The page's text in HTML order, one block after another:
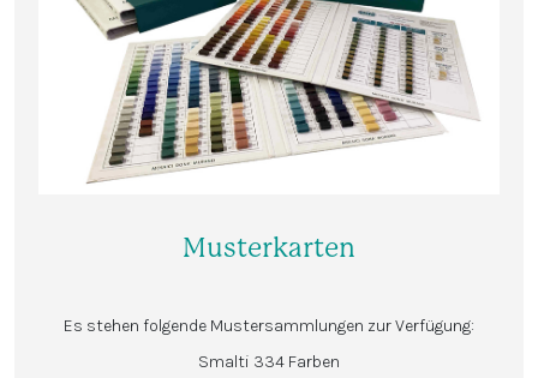
Musterkarten
Es stehen folgende Mustersammlungen zur Verfügung:
Smalti 334 Farben